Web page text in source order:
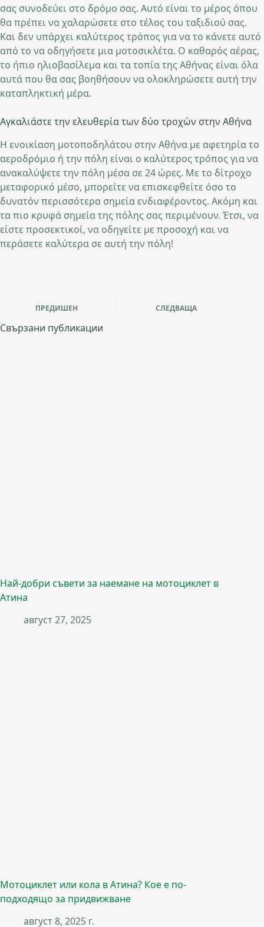
σας συνοδεύει στο δρόμο σας. Αυτό είναι το μέρος όπου
θα πρέπει να χαλαρώσετε στο τέλος του ταξιδιού σας.
Και δεν υπάρχει καλύτερος τρόπος για να το κάνετε αυτό
από το να οδηγήσετε μια μοτοσικλέτα. Ο καθαρός αέρας,
το ήπιο ηλιοβασίλεμα και τα τοπία της Αθήνας είναι όλα
αυτά που θα σας βοηθήσουν να ολοκληρώσετε αυτή την
καταπληκτική μέρα.
Αγκαλιάστε την ελευθερία των δύο τροχών στην Αθήνα
Η ενοικίαση μοτοποδηλάτου στην Αθήνα με αφετηρία το
αεροδρόμιο ή την πόλη είναι ο καλύτερος τρόπος για να
ανακαλύψετε την πόλη μέσα σε 24 ώρες. Με το δίτροχο
μεταφορικό μέσο, μπορείτε να επισκεφθείτε όσο το
δυνατόν περισσότερα σημεία ενδιαφέροντος. Ακόμη και
τα πιο κρυφά σημεία της πόλης σας περιμένουν. Έτσι, να
είστε προσεκτικοί, να οδηγείτε με προσοχή και να
περάσετε καλύτερα σε αυτή την πόλη!
ПРЕДИШЕН СЛЕДВАЩА
Свързани публикации
Най-добри съвети за наемане на мотоциклет в
Атина
август 27, 2025
Мотоциклет или кола в Атина? Кое е по-
подходящо за придвижване
август 8, 2025 г.